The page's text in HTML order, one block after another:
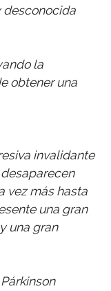
desconocida
la
obtener una
invalidante
vez más hasta
una gran
una gran